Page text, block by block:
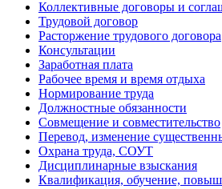
Коллективные договоры и
Трудовой договор
Расторжение трудового договора
Консультации
Заработная плата
Рабочее время и время отдыха
Нормирование труда
Должностные обязанности
Совмещение и совместительство
Перевод, изменение
Охрана труда, СОУТ
Дисциплинарные взыскания
Квалификация, обучение,